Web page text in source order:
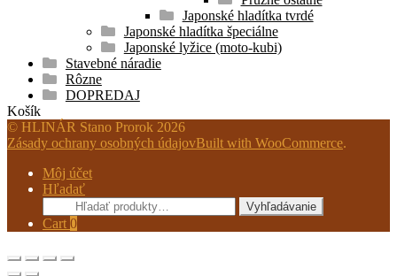
Japonské hladítka tvrdé
Japonské hladítka špeciálne
Japonské lyžice (moto-kubi)
Stavebné náradie
Rôzne
DOPREDAJ
Košík
© HLINÁR Stano Prorok 2026
Zásady ochrany osobných údajovBuilt with WooCommerce.
Môj účet
Hľadať
Hľadať:
Vyhľadávanie
Cart 0